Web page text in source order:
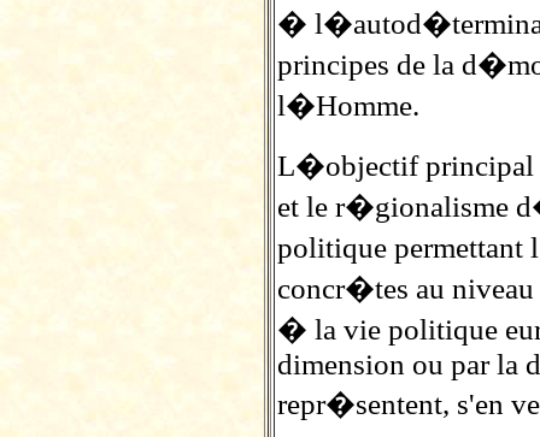
�
principes de la
l�Homme.
L�objectif principal
et le r�gionalisme
politique
concr�tes au
� la vie politique
dimension ou par la
repr�sentent, s'en